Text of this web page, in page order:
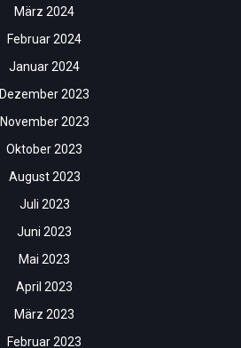
März 2024
Februar 2024
Januar 2024
Dezember 2023
November 2023
Oktober 2023
August 2023
Juli 2023
Juni 2023
Mai 2023
April 2023
März 2023
Februar 2023